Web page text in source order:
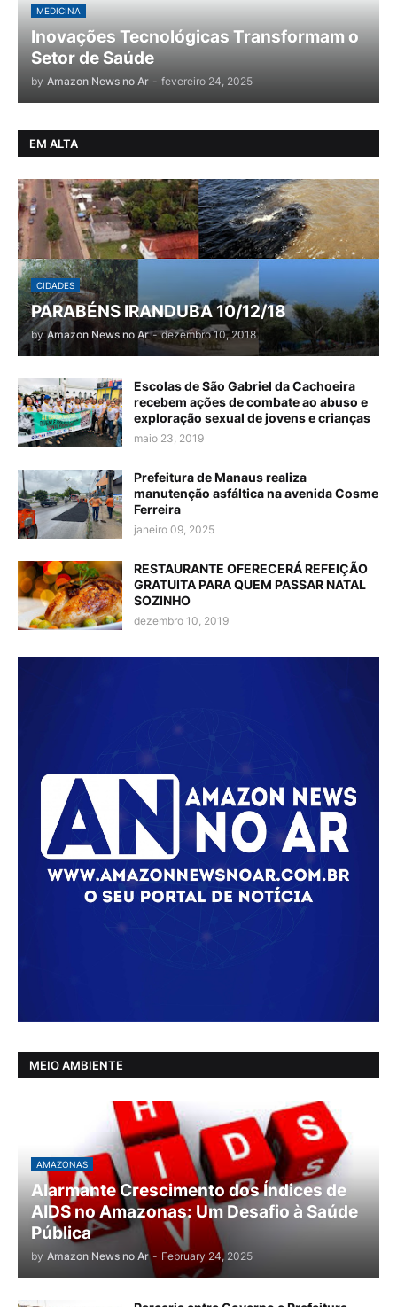
MEDICINA
Inovações Tecnológicas Transformam o
Setor de Saúde
by Amazon News no Ar - fevereiro 24, 2025
EM ALTA
CIDADES
PARABÉNS IRANDUBA 10/12/18
by Amazon News no Ar - dezembro 10, 2018
Escolas de São Gabriel da Cachoeira
recebem ações de combate ao abuso e
exploração sexual de jovens e crianças
maio 23, 2019
Prefeitura de Manaus realiza
manutenção asfáltica na avenida Cosme
Ferreira
janeiro 09, 2025
RESTAURANTE OFERECERÁ REFEIÇÃO
GRATUITA PARA QUEM PASSAR NATAL
SOZINHO
dezembro 10, 2019
MEIO AMBIENTE
AMAZONAS
Alarmante Crescimento dos Índices de
AIDS no Amazonas: Um Desafio à Saúde
Pública
by Amazon News no Ar - February 24, 2025